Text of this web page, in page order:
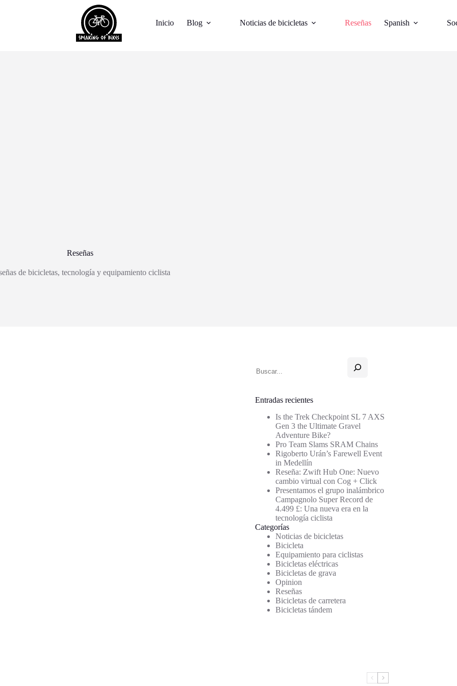
Inicio Blog Noticias de bicicletas Reseñas Spanish
Reseñas
de bicicletas, tecnología y equipamiento ciclista
Entradas recientes
Is the Trek Checkpoint SL 7 AXS
Gen 3 the Ultimate Gravel
Adventure Bike?
Pro Team Slams SRAM Chains
Rigoberto Urán’s Farewell Event
in Medellín
Reseña: Zwift Hub One: Nuevo
cambio virtual con Cog + Click
Presentamos el grupo inalámbrico
Campagnolo Super Record de
4.499 £: Una nueva era en la
tecnología ciclista
Categorías
Noticias de bicicletas
Bicicleta
Equipamiento para ciclistas
Bicicletas eléctricas
Bicicletas de grava
Opinion
Reseñas
Bicicletas de carretera
Bicicletas tándem